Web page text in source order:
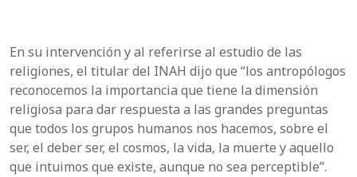
En su intervención y al referirse al estudio de las
religiones, el titular del INAH dijo que “los antropólogos
reconocemos la importancia que tiene la dimensión
religiosa para dar respuesta a las grandes preguntas
que todos los grupos humanos nos hacemos, sobre el
ser, el deber ser, el cosmos, la vida, la muerte y aquello
que intuimos que existe, aunque no sea perceptible”.